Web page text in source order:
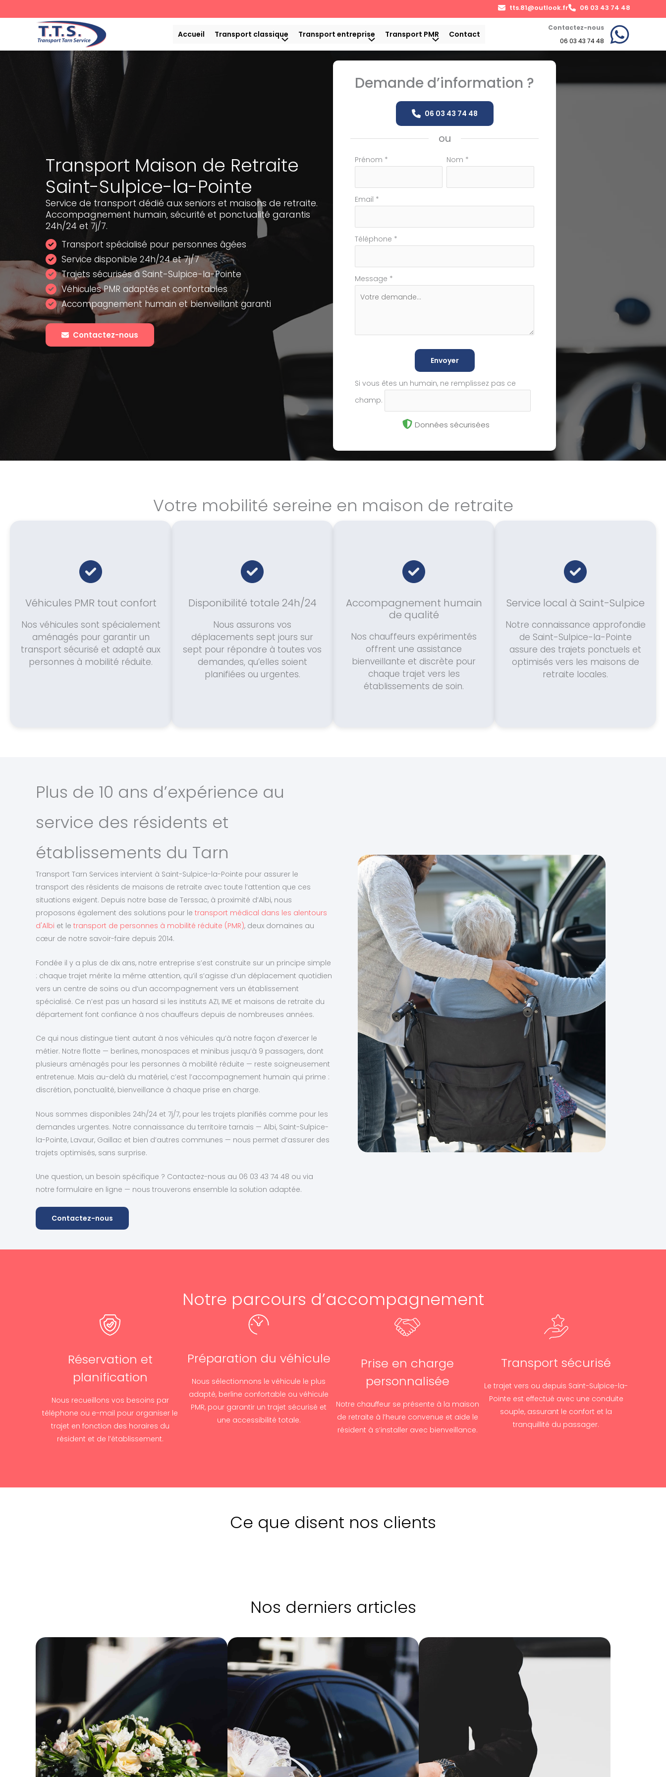
au
tts.81@outlook.fr 06 03 43 74 48
Accueil Transport classique Transport entreprise Transport PMR Contact
Contactez-nous
06 03 43 74 48
Transport Maison de Retraite
Saint-Sulpice-la-Pointe
Service de transport dédié aux seniors et maisons de retraite.
Accompagnement humain, sécurité et ponctualité garantis
24h/24 et 7j/7.
Transport spécialisé pour personnes âgées
Service disponible 24h/24 et 7j/7
Trajets sécurisés à Saint-Sulpice-la-Pointe
Véhicules PMR adaptés et confortables
Accompagnement humain et bienveillant garanti
Contactez-nous
Demande d’information ?
06 03 43 74 48
ou
Formulaire
téléphone
Prénom * Nom *
Email *
Téléphone *
Message *
Envoyer
Si vous êtes un humain, ne remplissez pas ce
champ.
Données sécurisées
Votre mobilité sereine en maison de retraite
Véhicules PMR tout confort
Nos véhicules sont spécialement
aménagés pour garantir un
transport sécurisé et adapté aux
personnes à mobilité réduite.
Disponibilité totale 24h/24
Nous assurons vos
déplacements sept jours sur
sept pour répondre à toutes vos
demandes, qu’elles soient
planifiées ou urgentes.
Accompagnement humain
de qualité
Nos chauffeurs expérimentés
offrent une assistance
bienveillante et discrète pour
chaque trajet vers les
établissements de soin.
Service local à Saint-Sulpice
Notre connaissance approfondie
de Saint-Sulpice-la-Pointe
assure des trajets ponctuels et
optimisés vers les maisons de
retraite locales.
Plus de 10 ans d’expérience au
service des résidents et
établissements du Tarn
Transport Tarn Services intervient à Saint-Sulpice-la-Pointe pour assurer le
transport des résidents de maisons de retraite avec toute l’attention que ces
situations exigent. Depuis notre base de Terssac, à proximité d’Albi, nous
proposons également des solutions pour le transport médical dans les alentours
d'Albi et le transport de personnes à mobilité réduite (PMR), deux domaines au
cœur de notre savoir-faire depuis 2014.
Fondée il y a plus de dix ans, notre entreprise s’est construite sur un principe simple
: chaque trajet mérite la même attention, qu’il s’agisse d’un déplacement quotidien
vers un centre de soins ou d’un accompagnement vers un établissement
spécialisé. Ce n’est pas un hasard si les instituts AZI, IME et maisons de retraite du
département font confiance à nos chauffeurs depuis de nombreuses années.
Ce qui nous distingue tient autant à nos véhicules qu’à notre façon d’exercer le
métier. Notre flotte — berlines, monospaces et minibus jusqu’à 9 passagers, dont
plusieurs aménagés pour les personnes à mobilité réduite — reste soigneusement
entretenue. Mais au-delà du matériel, c’est l’accompagnement humain qui prime :
discrétion, ponctualité, bienveillance à chaque prise en charge.
Nous sommes disponibles 24h/24 et 7j/7, pour les trajets planifiés comme pour les
demandes urgentes. Notre connaissance du territoire tarnais — Albi, Saint-Sulpice-
la-Pointe, Lavaur, Gaillac et bien d’autres communes — nous permet d’assurer des
trajets optimisés, sans surprise.
Une question, un besoin spécifique ? Contactez-nous au 06 03 43 74 48 ou via
notre formulaire en ligne — nous trouverons ensemble la solution adaptée.
Contactez-nous
Notre parcours d’accompagnement
Réservation et
planification
Nous recueillons vos besoins par
téléphone ou e-mail pour organiser le
trajet en fonction des horaires du
résident et de l’établissement.
Préparation du véhicule
Nous sélectionnons le véhicule le plus
adapté, berline confortable ou véhicule
PMR, pour garantir un trajet sécurisé et
une accessibilité totale.
Prise en charge
personnalisée
Notre chauffeur se présente à la maison
de retraite à l’heure convenue et aide le
résident à s’installer avec bienveillance.
Transport sécurisé
Le trajet vers ou depuis Saint-Sulpice-la-
Pointe est effectué avec une conduite
souple, assurant le confort et la
tranquillité du passager.
Ce que disent nos clients
Nos derniers articles